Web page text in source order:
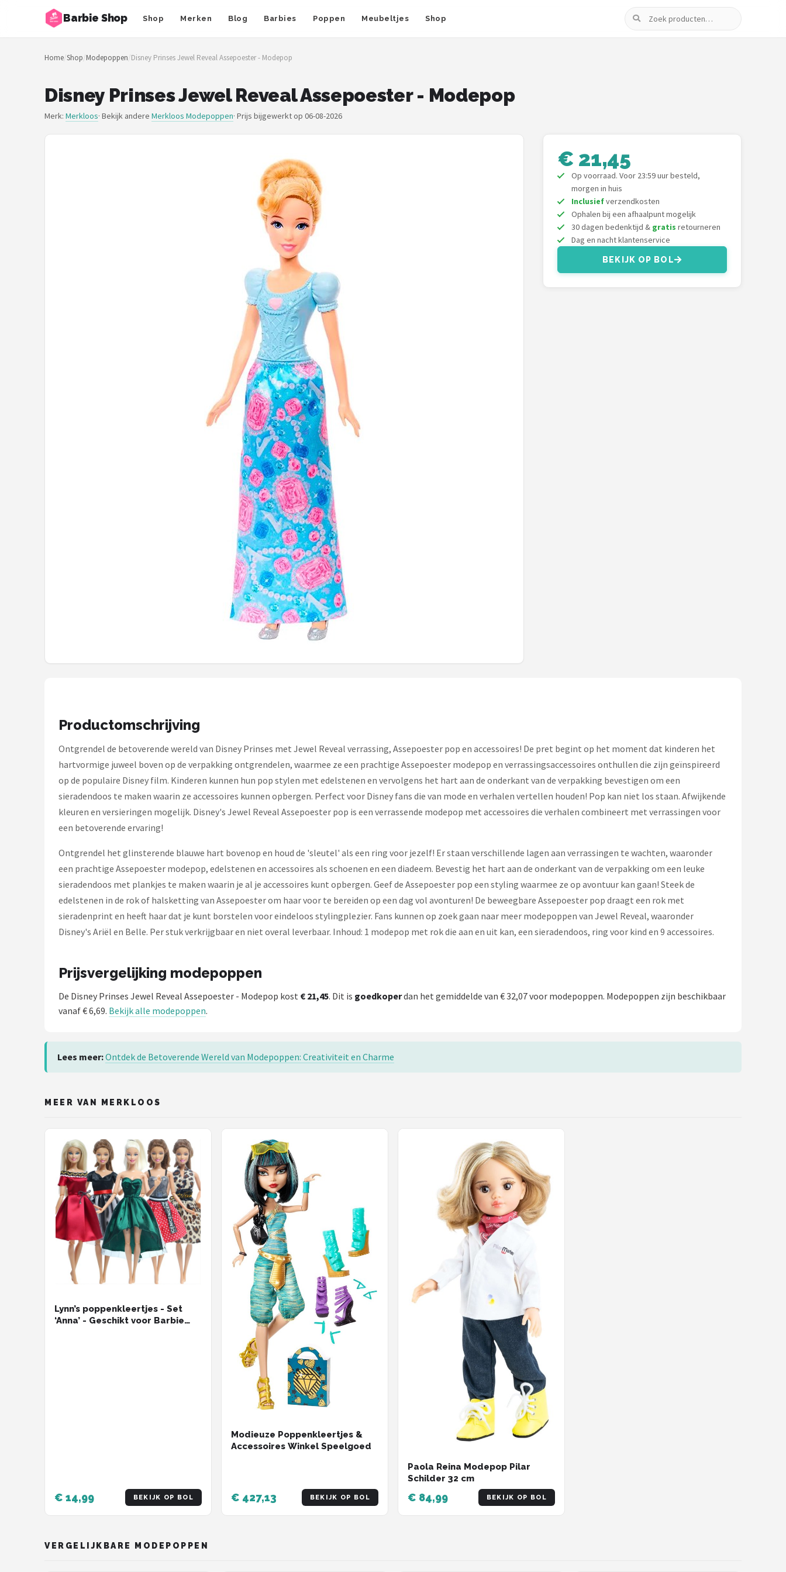
Barbie Shop Shop Merken Blog Barbies Poppen Meubeltjes Shop
Zoeken
Zoeken
NAVIGATIE
Merken
Home/Shop/Modepoppen/Disney Prinses Jewel Reveal Assepoester - Modepop
Disney Prinses Jewel Reveal Assepoester - Modepop
Merk: Merkloos· Bekijk andere Merkloos Modepoppen· Prijs bijgewerkt op 06-08-2026
€ 21,45
Op voorraad. Voor 23:59 uur besteld,
morgen in huis
Inclusiefverzendkosten
Ophalen bij een afhaalpunt mogelijk
30 dagen bedenktijd & gratis retourneren
Dag en nacht klantenservice
BEKIJK OP BOL
Productomschrijving
Ontgrendel de betoverende wereld van Disney Prinses met Jewel Reveal verrassing, Assepoester pop en accessoires! De pret begint op het moment dat kinderen het
hartvormige juweel boven op de verpakking ontgrendelen, waarmee ze een prachtige Assepoester modepop en verrassingsaccessoires onthullen die zijn geïnspireerd
op de populaire Disney film. Kinderen kunnen hun pop stylen met edelstenen en vervolgens het hart aan de onderkant van de verpakking bevestigen om een
sieradendoos te maken waarin ze accessoires kunnen opbergen. Perfect voor Disney fans die van mode en verhalen vertellen houden! Pop kan niet los staan. Afwijkende
kleuren en versieringen mogelijk. Disney's Jewel Reveal Assepoester pop is een verrassende modepop met accessoires die verhalen combineert met verrassingen voor
een betoverende ervaring!
Ontgrendel het glinsterende blauwe hart bovenop en houd de 'sleutel' als een ring voor jezelf! Er staan verschillende lagen aan verrassingen te wachten, waaronder
een prachtige Assepoester modepop, edelstenen en accessoires als schoenen en een diadeem. Bevestig het hart aan de onderkant van de verpakking om een leuke
sieradendoos met plankjes te maken waarin je al je accessoires kunt opbergen. Geef de Assepoester pop een styling waarmee ze op avontuur kan gaan! Steek de
edelstenen in de rok of halsketting van Assepoester om haar voor te bereiden op een dag vol avonturen! De beweegbare Assepoester pop draagt een rok met
sieradenprint en heeft haar dat je kunt borstelen voor eindeloos stylingplezier. Fans kunnen op zoek gaan naar meer modepoppen van Jewel Reveal, waaronder
Disney's Ariël en Belle. Per stuk verkrijgbaar en niet overal leverbaar. Inhoud: 1 modepop met rok die aan en uit kan, een sieradendoos, ring voor kind en 9 accessoires.
Prijsvergelijking modepoppen
De Disney Prinses Jewel Reveal Assepoester - Modepop kost € 21,45. Dit is goedkoperdan het gemiddelde van € 32,07 voor modepoppen. Modepoppen zijn beschikbaar
vanaf € 6,69. Bekijk alle modepoppen.
Lees meer:Ontdek de Betoverende Wereld van Modepoppen: Creativiteit en Charme
MEER VAN MERKLOOS
Lynn’s poppenkleertjes - Set
‘Anna’ - Geschikt voor Barbie
€ 14,99 BEKIJK OP BOL
Modieuze Poppenkleertjes &
Accessoires Winkel Speelgoed
€ 427,13 BEKIJK OP BOL
Paola Reina Modepop Pilar
Schilder 32 cm
€ 84,99 BEKIJK OP BOL
VERGELIJKBARE MODEPOPPEN